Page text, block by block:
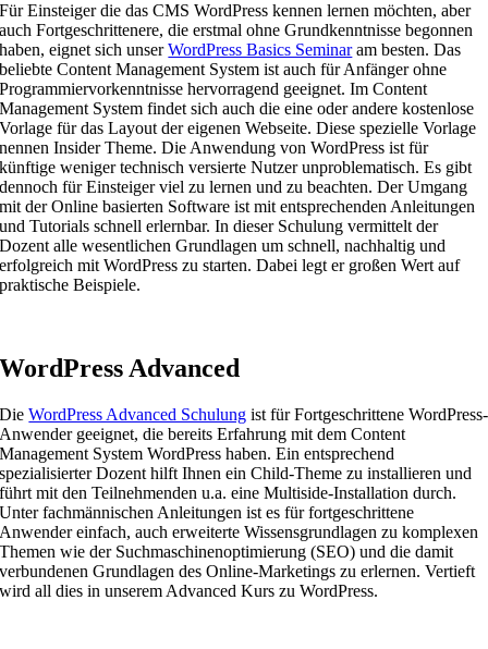
Für Einsteiger die das CMS WordPress kennen lernen möchten, aber
auch Fortgeschrittenere, die erstmal ohne Grundkenntnisse begonnen
haben, eignet sich unserWordPress Basics Seminaram besten. Das
beliebte Content Management System ist auch für Anfänger ohne
Programmiervorkenntnisse hervorragend geeignet. Im Content
Management System findet sich auch die eine oder andere kostenlose
Vorlage für das Layout der eigenen Webseite. Diese spezielle Vorlage
nennen Insider Theme. Die Anwendung von WordPress ist für
künftige weniger technisch versierte Nutzer unproblematisch. Es gibt
dennoch für Einsteiger viel zu lernen und zu beachten. Der Umgang
mit der Online basierten Software ist mit entsprechenden Anleitungen
und Tutorials schnell erlernbar. In dieser Schulung vermittelt der
Dozent alle wesentlichen Grundlagen um schnell, nachhaltig und
erfolgreich mit WordPress zu starten. Dabei legt er großen Wert auf
praktische Beispiele.
WordPress Advanced
DieWordPress Advanced Schulung ist für Fortgeschrittene WordPress-
Anwender geeignet, die bereits Erfahrung mit dem Content
Management System WordPress haben. Ein entsprechend
spezialisierter Dozent hilft Ihnen ein Child-Theme zu installieren und
führt mit den Teilnehmenden u.a. eine Multiside-Installation durch.
Unter fachmännischen Anleitungen ist es für fortgeschrittene
Anwender einfach, auch erweiterte Wissensgrundlagen zu komplexen
Themen wie der Suchmaschinenoptimierung (SEO) und die damit
verbundenen Grundlagen des Online-Marketings zu erlernen. Vertieft
wird all dies in unserem Advanced Kurs zu WordPress.